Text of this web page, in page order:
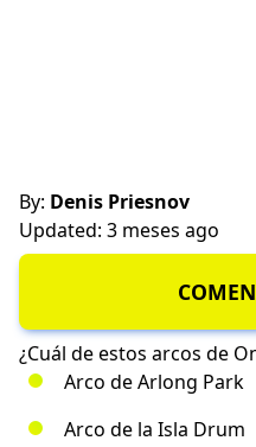
By: Denis Priesnov
Updated: 3 meses ago
¿Cuál de estos arcos de
Arco de Arlong Park
Arco de la Isla Drum